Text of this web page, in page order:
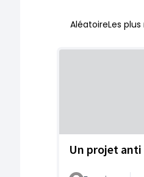
AléatoireLes
Un projet